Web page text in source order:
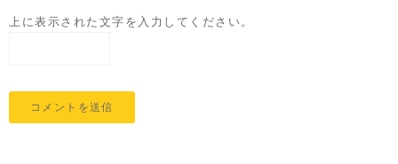
上に表示された文字を入力してください。